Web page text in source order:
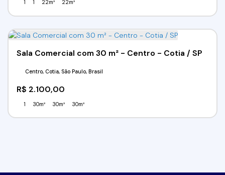
1 1 22m² 22m²
Sala Comercial com 30 m² - Centro - Cotia / SP
R$ 2.100,00
Centro, Cotia, São Paulo, Brasil
1 30m² 30m² 30m²